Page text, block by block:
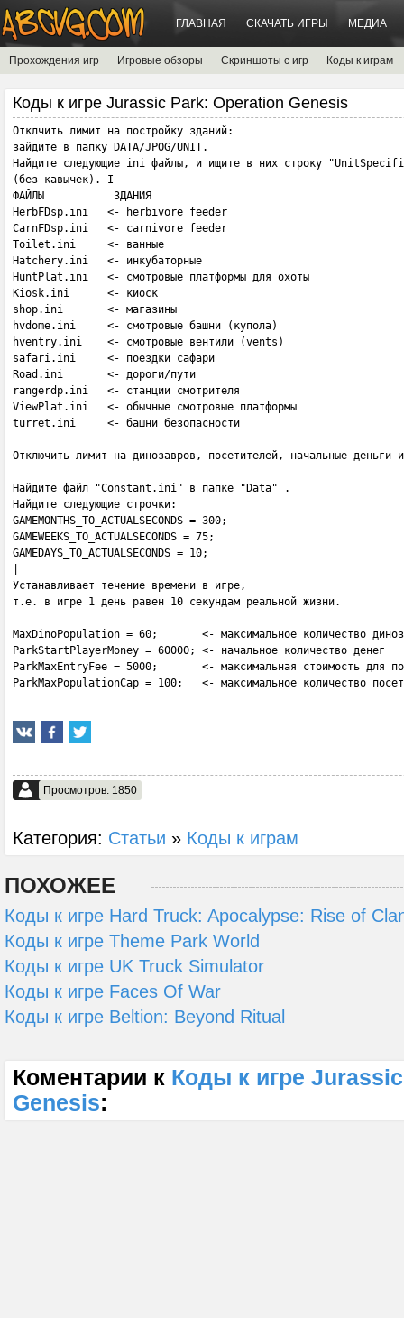
ГЛАВНАЯ СКАЧАТЬ ИГРЫ МЕДИА
Прохождения игр Игровые обзоры Скриншоты с игр Коды к играм
Коды к игре Jurassic Park: Operation Genesis
Отклчить лимит на постройку зданий:
зайдите в папку DATA/JPOG/UNIT.
Найдите следующие ini файлы, и ищите в них строку
(без кавычек). I
ФАЙЛЫ           ЗДАНИЯ
HerbFDsp.ini   <- herbivore feeder
CarnFDsp.ini   <- carnivore feeder
Toilet.ini     <- ванные
Hatchery.ini   <- инкубаторные
HuntPlat.ini   <- смотровые платформы для охоты
Kiosk.ini      <- киоск
shop.ini       <- магазины
hvdome.ini     <- смотровые башни (купола)
hventry.ini    <- смотровые вентили (vents)
safari.ini     <- поездки сафари
Road.ini       <- дороги/пути
rangerdp.ini   <- станции смотрителя
ViewPlat.ini   <- обычные смотровые платформы
turret.ini     <- башни безопасности
Отключить лимит на динозавров, посетителей, начальные деньги
Найдите файл "Constant.ini" в папке "Data" .
Найдите следующие строчки:
GAMEMONTHS_TO_ACTUALSECONDS = 300;
GAMEWEEKS_TO_ACTUALSECONDS = 75;
GAMEDAYS_TO_ACTUALSECONDS = 10;
Устанавливает течение времени в игре,
т.е. в игре 1 день равен 10 секундам реальной жизни.
MaxDinoPopulation = 60;       <- максимальное количество
ParkStartPlayerMoney = 60000; <- начальное количество денег
ParkMaxEntryFee = 5000;       <- максимальная стоимость для
ParkMaxPopulationCap = 100;   <- максимальное количество
Просмотров: 1850
Категория: Статьи » Коды к играм
ПОХОЖЕЕ
Коды к игре Hard Truck: Apocalypse: Rise of
Коды к игре Theme Park World
Коды к игре UK Truck Simulator
Коды к игре Faces Of War
Коды к игре Beltion: Beyond Ritual
Коментарии к Коды к игре
Genesis: